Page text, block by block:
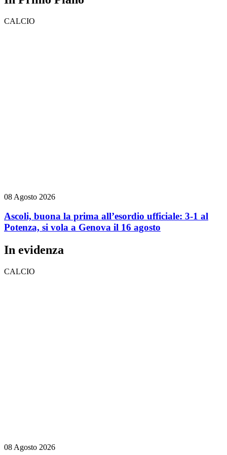
CALCIO
08 Agosto 2026
Ascoli, buona la prima all’esordio ufficiale: 3-1 al
Potenza, si vola a Genova il 16 agosto
In evidenza
CALCIO
08 Agosto 2026